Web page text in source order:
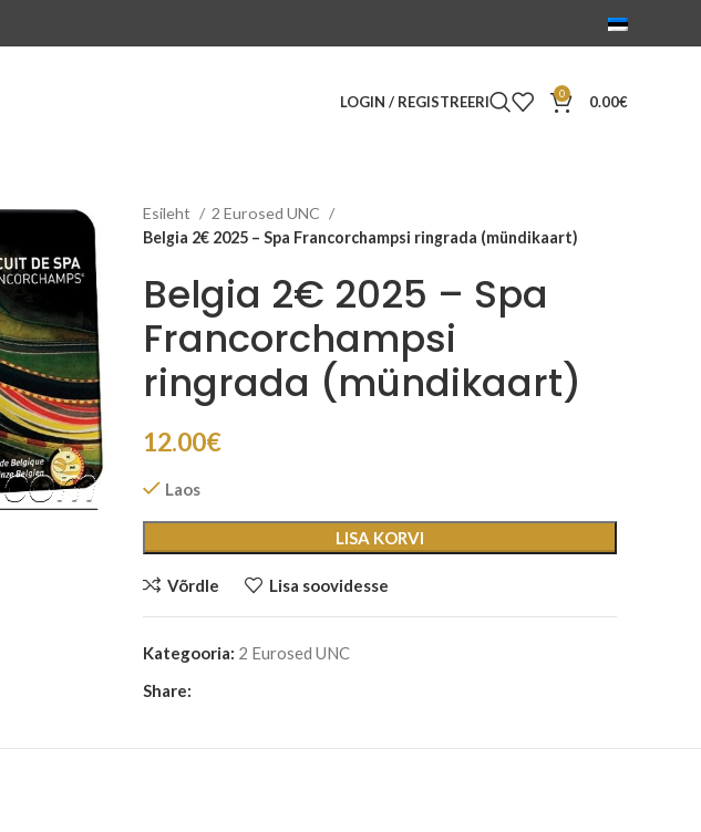
LOGIN / REGISTREERI 0 0.00€
Esileht
2 Eurosed UNC
Belgia 2€ 2025 – Spa Francorchampsi ringrada (mündikaart)
Belgia 2€ 2025 – Spa
Francorchampsi
ringrada (mündikaart)
12.00€
Laos
LISA KORVI
Võrdle Lisa soovidesse
Kategooria: 2 Eurosed UNC
Share: